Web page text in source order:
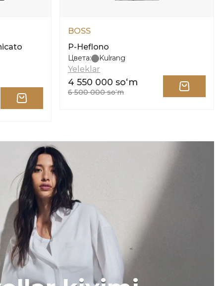
BOSS
P-Heflono
Цвета: Kulrang
Yeleklar
4 550 000 soʻm
6 500 000 soʻm